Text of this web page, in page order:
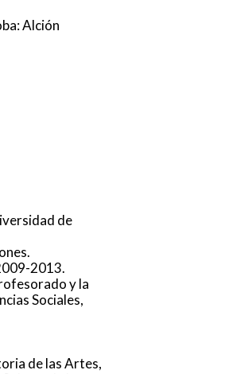
Alción
de
2013.
y la
Sociales,
de las Artes,